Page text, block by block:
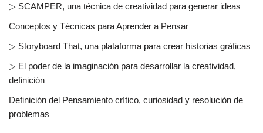
▷ SCAMPER, una técnica de creatividad para generar ideas
Conceptos y Técnicas para Aprender a Pensar
▷ Storyboard That, una plataforma para crear historias gráficas
▷ El poder de la imaginación para desarrollar la creatividad,
definición
Definición del Pensamiento crítico, curiosidad y resolución de
problemas